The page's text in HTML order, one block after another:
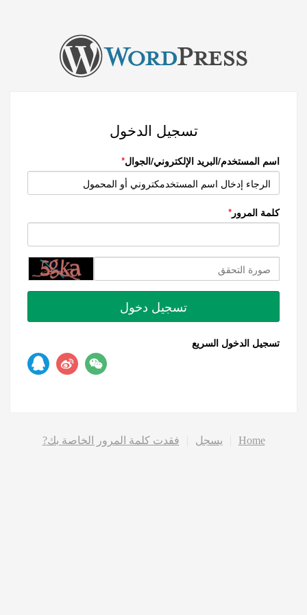
تسجيل الدخول
اسم المستخدم/البريد الإلكتروني/الجوال
كلمة المرور
تسجيل دخول
تسجيل الدخول السريع
Home يسجل فقدت كلمة المرور الخاصة بك?